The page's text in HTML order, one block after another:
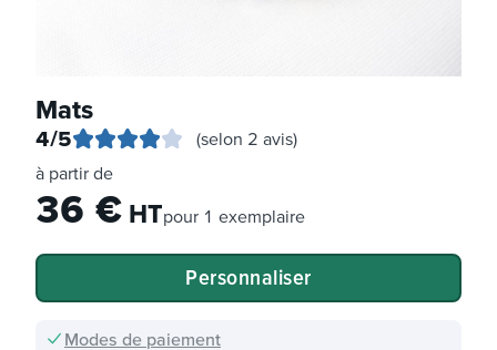
Mats
4/5
(selon 2 avis)
à partir de
36 €HTpour 1 exemplaire
Personnaliser
Modes de paiement